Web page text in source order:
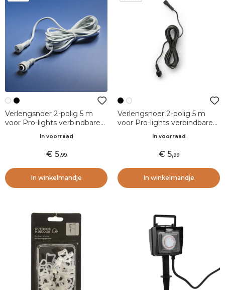
Verlengsnoer 2-polig 5 m
voor Pro-lights verbindbare
In voorraad
5,99
In winkelmandje
Verlengsnoer 2-polig 5 m
voor Pro-lights verbindbare
In voorraad
5,99
In winkelmandje